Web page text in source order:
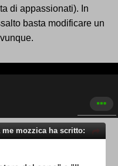
di appassionati). In
basta modificare un
me mozzica ha scritto: